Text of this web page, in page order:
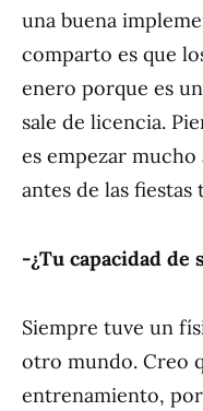
una buena
comparto es que
enero porque es
sale de licencia.
es empezar
antes de las fiestas
-¿Tu capacidad de
Siempre tuve un
otro mundo. Creo
entrenamiento,